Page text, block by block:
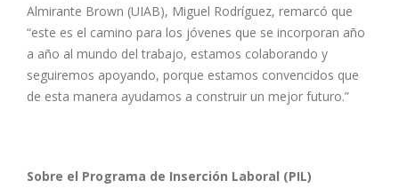
Almirante Brown (UIAB), Miguel Rodríguez, remarcó que
“este es el camino para los jóvenes que se incorporan año
a año al mundo del trabajo, estamos colaborando y
seguiremos apoyando, porque estamos convencidos que
de esta manera ayudamos a construir un mejor futuro.”
Sobre el Programa de Inserción Laboral (PIL)